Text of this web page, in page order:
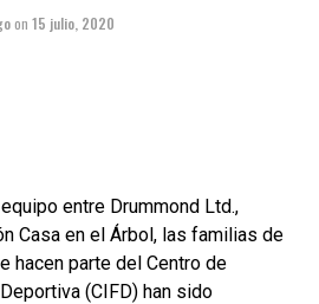
on 15 julio, 2020
entre Drummond Ltd.,
Casa en el Árbol, las familias de
hacen parte del Centro de
(CIFD) han sido